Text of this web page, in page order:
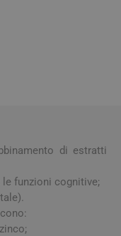
di estratti
funzioni cognitive;